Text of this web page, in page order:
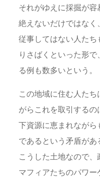
それがゆえに採掘が
絶えないだけではなく
従事してはない人た
りさばくといった形
る例も数多いという。
この地域に住む人た
がらこれを取引する
下資源に恵まれなが
であるという矛盾があ
こうした土地なので
マフィアたちのパワ